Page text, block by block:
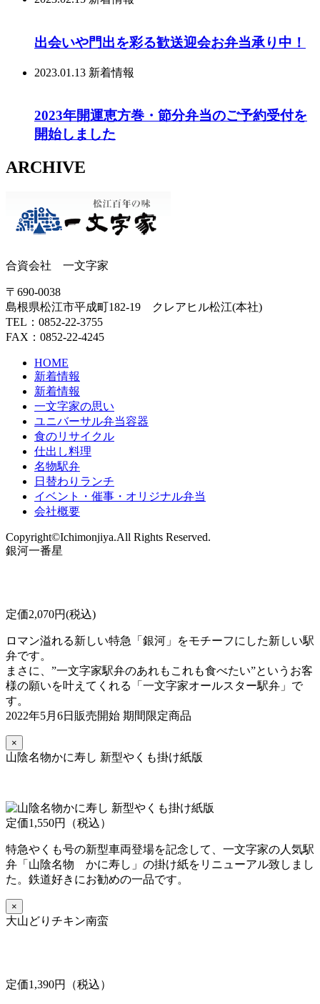
出会いや門出を彩る歓送迎会お弁当承り中！
2023.01.13 新着情報
2023年開運恵方巻・節分弁当のご予約受付を
開始しました
ARCHIVE
合資会社 一文字家
〒690-0038
島根県松江市平成町182-19 クレアヒル松江(本社)
TEL：0852-22-3755
FAX：0852-22-4245
HOME
新着情報
新着情報
一文字家の思い
ユニバーサル弁当容器
食のリサイクル
仕出し料理
名物駅弁
日替わりランチ
イベント・催事・オリジナル弁当
会社概要
Copyright©Ichimonjiya.All Rights Reserved.
銀河一番星
定価2,070円(税込)
ロマン溢れる新しい特急「銀河」をモチーフにした新しい駅
弁です。
まさに、”一文字家駅弁のあれもこれも食べたい”というお客
様の願いを叶えてくれる「一文字家オールスター駅弁」で
す。
2022年5月6日販売開始 期間限定商品
×
山陰名物かに寿し 新型やくも掛け紙版
定価1,550円（税込）
特急やくも号の新型車両登場を記念して、一文字家の人気駅
弁「山陰名物 かに寿し」の掛け紙をリニューアル致しまし
た。鉄道好きにお勧めの一品です。
×
大山どりチキン南蛮
定価1,390円（税込）